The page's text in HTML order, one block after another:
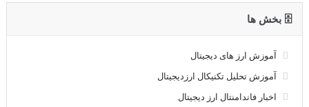
🗄 بخش ها
آموزش ارز های دیجیتال
آموزش تحلیل تکنیکال ارزدیجیتال
اخبار فاندامنتال ارز دیجیتال